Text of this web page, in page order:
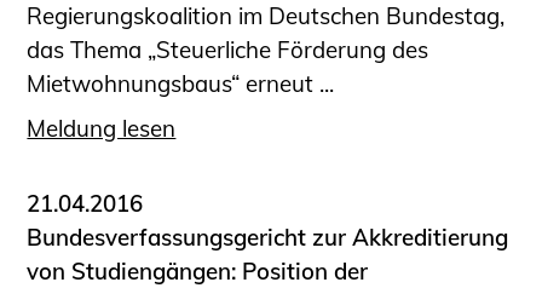
Regierungskoalition im Deutschen Bundestag,
das Thema „Steuerliche Förderung des
Mietwohnungsbaus“ erneut ...
Meldung lesen
21.04.2016
Bundesverfassungsgericht zur Akkreditierung
von Studiengängen: Position der